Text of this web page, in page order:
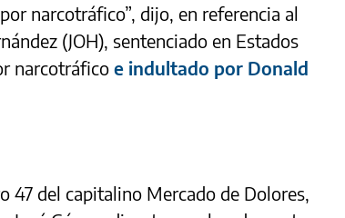
narcotráfico”, dijo, en referencia al
(JOH), sentenciado en Estados
narcotráfico e indultado por Donald
47 del capitalino Mercado de Dolores,